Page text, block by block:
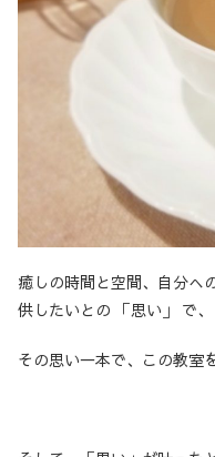
癒しの時間と空間、自分へ
供したいとの 「思い」 で、
その思い一本で、この教室